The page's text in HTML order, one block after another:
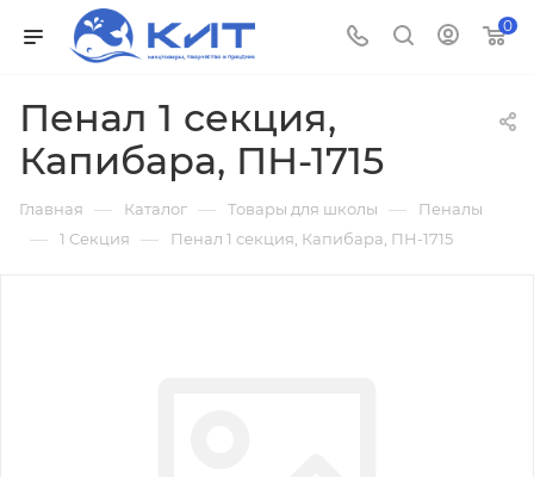
0
Пенал 1 секция,
Капибара, ПН-1715
Главная — Каталог — Товары для школы — Пеналы
— 1 Секция — Пенал 1 секция, Капибара, ПН-1715